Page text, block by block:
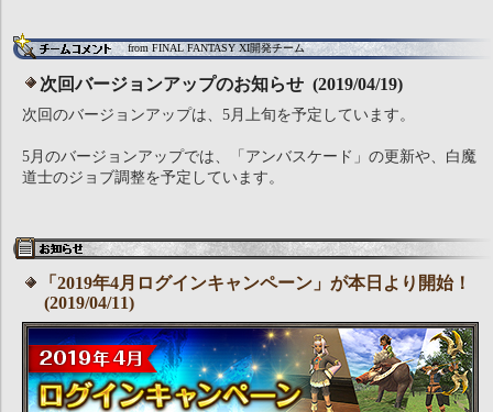
from FINAL FANTASY XI開発チーム
次回バージョンアップのお知らせ (2019/04/19)
次回のバージョンアップは、5月上旬を予定しています。
5月のバージョンアップでは、「アンバスケード」の更新や、白魔
道士のジョブ調整を予定しています。
「2019年4月ログインキャンペーン」が本日より開始！
(2019/04/11)